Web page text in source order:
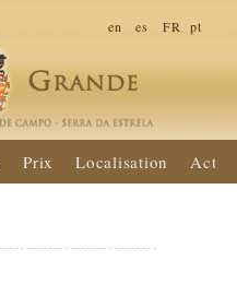
pt
FR
es
en
Prix Localisation